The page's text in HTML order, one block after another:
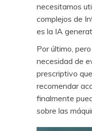
necesitamos
complejos de
es la IA
Por último,
necesidad de
prescriptivo
recomendar
finalmente
sobre las